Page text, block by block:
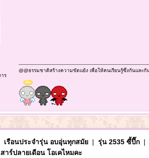
ร
@@ธรรมชาติสร้างความขัดแย้ง เพื่อให้คนเรียนรู้ซึ่งกันและกั
เรือนประจำรุ่น อบอุ่นทุกสมัย| รุ่น 2535 ซี้ปึ๊ก|
าร์ปลายเดือน โอเคไหมคะ